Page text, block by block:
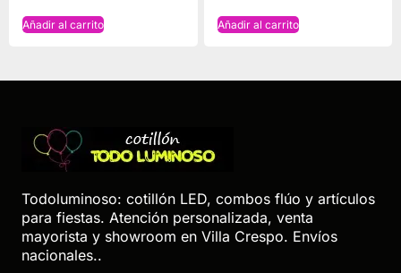
Añadir al carrito Añadir al carrito
Todoluminoso: cotillón LED, combos flúo y artículos
para fiestas. Atención personalizada, venta
mayorista y showroom en Villa Crespo. Envíos
nacionales..